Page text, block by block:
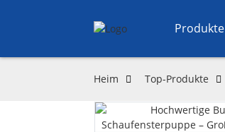
Produkte
Heim Top-Produkte